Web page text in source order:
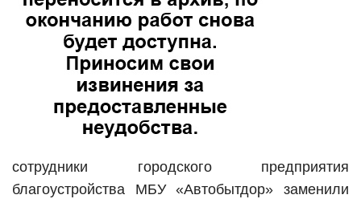
сотрудники городского предприятия
благоустройства МБУ «Автобытдор» заменили